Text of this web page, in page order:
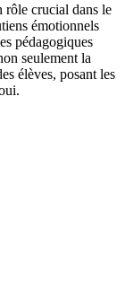
rôle crucial dans le
émotionnels
pédagogiques
seulement la
élèves, posant les